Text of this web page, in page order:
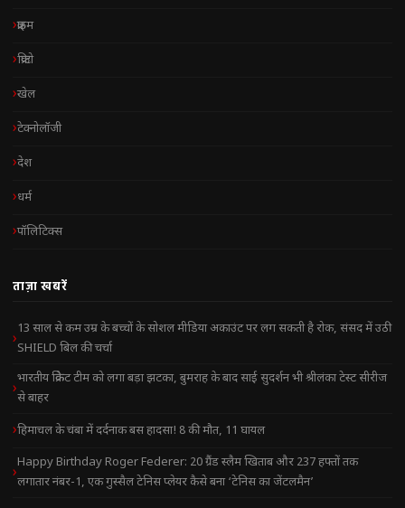
क्राइम
क्रिप्टो
खेल
टेक्नोलॉजी
देश
धर्म
पॉलिटिक्स
ताज़ा खबरें
13 साल से कम उम्र के बच्चों के सोशल मीडिया अकाउंट पर लग सकती है रोक, संसद में उठी
SHIELD बिल की चर्चा
भारतीय क्रिकेट टीम को लगा बड़ा झटका, बुमराह के बाद साई सुदर्शन भी श्रीलंका टेस्ट सीरीज
से बाहर
हिमाचल के चंबा में दर्दनाक बस हादसा! 8 की मौत, 11 घायल
Happy Birthday Roger Federer: 20 ग्रैंड स्लैम खिताब और 237 हफ्तों तक
लगातार नंबर-1, एक गुस्सैल टेनिस प्लेयर कैसे बना ‘टेनिस का जेंटलमैन’